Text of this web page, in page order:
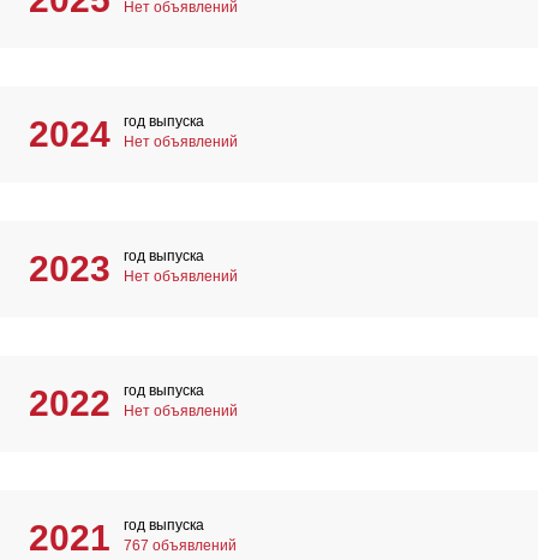
Нет объявлений
2024
год выпуска
Нет объявлений
2023
год выпуска
Нет объявлений
2022
год выпуска
Нет объявлений
2021
год выпуска
767 объявлений